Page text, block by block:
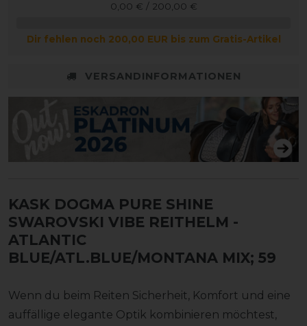
0,00 € / 200,00 €
Dir fehlen noch 200,00 EUR bis zum Gratis-Artikel
VERSANDINFORMATIONEN
KASK DOGMA PURE SHINE
SWAROVSKI VIBE REITHELM -
ATLANTIC
BLUE/ATL.BLUE/MONTANA MIX; 59
Wenn du beim Reiten Sicherheit, Komfort und eine
auffällige elegante Optik kombinieren möchtest,